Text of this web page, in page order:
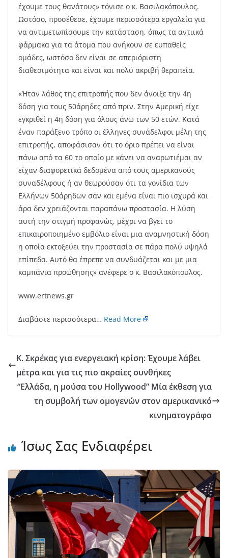
έχουμε τους θανάτους» τόνισε ο κ. Βασιλακόπουλος.
Ωστόσο, προσέθεσε, έχουμε περισσότερα εργαλεία για
να αντιμετωπίσουμε την κατάσταση, όπως τα αντιικά
φάρμακα για τα άτομα που ανήκουν σε ευπαθείς
ομάδες, ωστόσο δεν είναι σε απεριόριστη
διαθεσιμότητα και είναι και πολύ ακριβή θεραπεία.
«Ήταν λάθος της επιτροπής που δεν άνοιξε την 4η
δόση για τους 50άρηδες από πριν. Στην Αμερική είχε
εγκριθεί η 4η δόση για όλους άνω των 50 ετών. Κατά
έναν παράξενο τρόπο οι έλληνες συνάδελφοι μέλη της
επιτροπής, αποφάσισαν ότι το όριο πρέπει να είναι
πάνω από τα 60 το οποίο με κάνει να αναρωτιέμαι αν
είχαν διαφορετικά δεδομένα από τους αμερικανούς
συναδέλφους ή αν θεωρούσαν ότι τα γονίδια των
Ελλήνων 50άρηδων σαν και εμένα είναι πιο ισχυρά και
άρα δεν χρειάζονται παραπάνω προστασία. Η λύση
αυτή την στιγμή προφανώς, μέχρι να βγει το
επικαιροποιημένο εμβόλιο είναι μια αναμνηστική δόση
η οποία εκτοξεύει την προστασία σε πάρα πολύ υψηλά
επίπεδα. Αυτό θα έπρεπε να συνδυάζεται και με μια
καμπάνια προώθησης» ανέφερε ο κ. Βασιλακόπουλος.
www.ertnews.gr
Διαβάστε περισσότερα… Read More
Κ. Σκρέκας για ενεργειακή κρίση: Έχουμε λάβει
μέτρα και για τις πιο ακραίες συνθήκες
“Ελλάδα, η μούσα του Hollywood” Μία έκθεση για
τη συμβολή των ομογενών στον αμερικανικό
κινηματογράφο
Ίσως Σας Ενδιαφέρει